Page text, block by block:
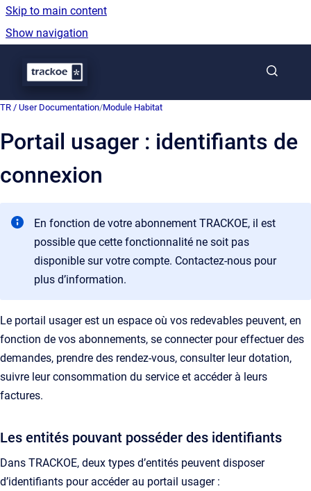
Skip to main content
Show navigation
TR / User Documentation/Module Habitat
Portail usager : identifiants de
connexion
En fonction de votre abonnement TRACKOE, il est
possible que cette fonctionnalité ne soit pas
disponible sur votre compte. Contactez-nous pour
plus d’information.
Le portail usager est un espace où vos redevables peuvent, en
fonction de vos abonnements, se connecter pour effectuer des
demandes, prendre des rendez-vous, consulter leur dotation,
suivre leur consommation du service et accéder à leurs
factures.
Les entités pouvant posséder des identifiants
Dans TRACKOE, deux types d’entités peuvent disposer
d’identifiants pour accéder au portail usager :